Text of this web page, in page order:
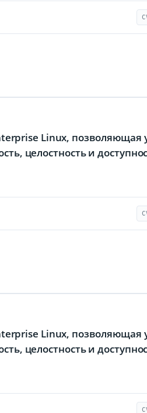
Linux, позволяющая
целостность и
Linux, позволяющая
целостность и